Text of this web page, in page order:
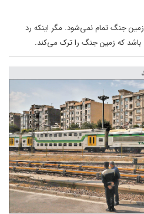
جنگ تمام نمی‌شود. مگر اینکه رد
باشد که زمین جنگ را ترک می‌کند.